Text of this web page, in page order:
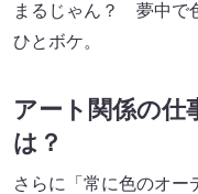
まるじゃん？ 夢中で
ひとボケ。
アート関係の仕
は？
さらに「常に色のオー